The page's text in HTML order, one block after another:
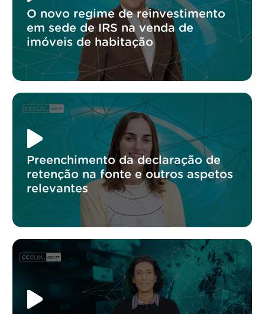
O novo regime de reinvestimento
em sede de IRS na venda de
imóveis de habitação
Preenchimento da declaração de
retenção na fonte e outros aspetos
relevantes